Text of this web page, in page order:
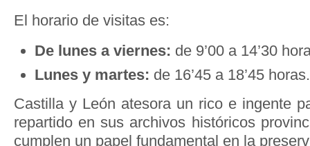
El horario de visitas es:
De lunes a viernes: de 9’00 a 14’30
Lunes y martes: de 16’45 a 18’45 horas.
Castilla y León atesora un rico e ingente
repartido en sus archivos históricos
cumplen un papel fundamental en la